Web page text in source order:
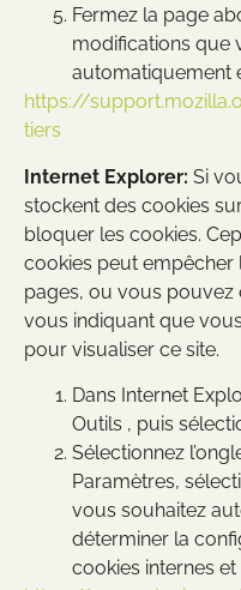
Fermez la page
modifications que
automatiquement
https://
tiers
Internet Explorer: Si
stockent des cookies
bloquer les cookies.
cookies peut empêcher
pages, ou vous pouvez
vous indiquant que
pour visualiser ce site.
Dans Internet
Outils , puis
Sélectionnez
Paramètres,
vous souhaitez
déterminer la
cookies internes